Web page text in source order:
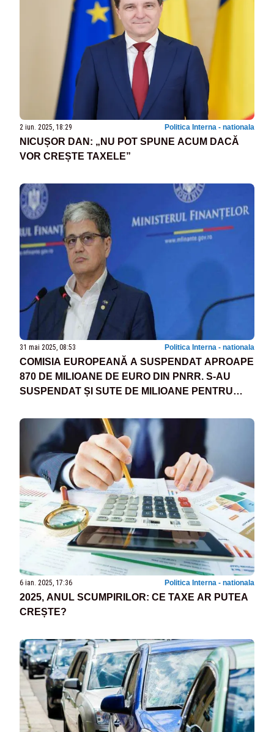
2 iun. 2025, 18:29 Politica Interna - nationala
NICUȘOR DAN: „NU POT SPUNE ACUM DACĂ
VOR CREȘTE TAXELE”
31 mai 2025, 08:53 Politica Interna - nationala
COMISIA EUROPEANĂ A SUSPENDAT APROAPE
870 DE MILIOANE DE EURO DIN PNRR. S-AU
SUSPENDAT ȘI SUTE DE MILIOANE PENTRU
6 ian. 2025, 17:36 Politica Interna - nationala
2025, ANUL SCUMPIRILOR: CE TAXE AR PUTEA
CREȘTE?